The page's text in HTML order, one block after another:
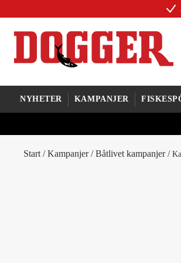
NYHETER KAMPANJER
Start /Kampanjer/Båtlivet kampanjer/